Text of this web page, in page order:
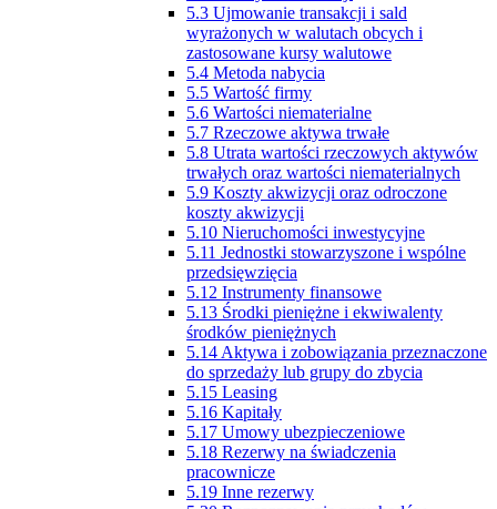
5.3 Ujmowanie transakcji i sald
wyrażonych w walutach obcych i
zastosowane kursy walutowe
5.4 Metoda nabycia
5.5 Wartość firmy
5.6 Wartości niematerialne
5.7 Rzeczowe aktywa trwałe
5.8 Utrata wartości rzeczowych aktywów
trwałych oraz wartości niematerialnych
5.9 Koszty akwizycji oraz odroczone
koszty akwizycji
5.10 Nieruchomości inwestycyjne
5.11 Jednostki stowarzyszone i wspólne
przedsięwzięcia
5.12 Instrumenty finansowe
5.13 Środki pieniężne i ekwiwalenty
środków pieniężnych
5.14 Aktywa i zobowiązania przeznaczone
do sprzedaży lub grupy do zbycia
5.15 Leasing
5.16 Kapitały
5.17 Umowy ubezpieczeniowe
5.18 Rezerwy na świadczenia
pracownicze
5.19 Inne rezerwy